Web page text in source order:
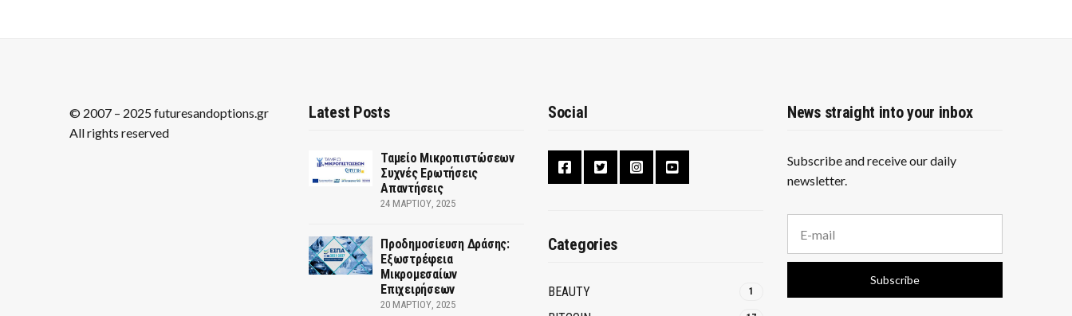
© 2007 – 2025 futuresandoptions.gr
All rights reserved
Latest Posts
Ταμείο Μικροπιστώσεων
Συχνές Ερωτήσεις
Απαντήσεις
24 ΜΑΡΤΊΟΥ, 2025
Προδημοσίευση Δράσης:
Εξωστρέφεια
Μικρομεσαίων
Επιχειρήσεων
20 ΜΑΡΤΊΟΥ, 2025
Social
Categories
BEAUTY 1
News straight into your inbox
Subscribe and receive our daily
newsletter.
a
i
a
Subscribe